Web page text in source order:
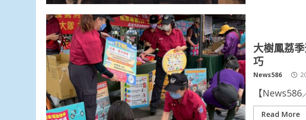
大樹鳳荔
巧
News586
【
Read More